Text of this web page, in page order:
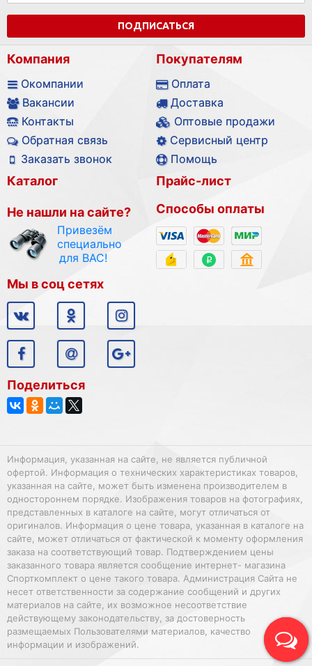
ПОДПИСАТЬСЯ
Компания
Окомпании
Вакансии
Контакты
Обратная связь
Заказать звонок
Покупателям
Оплата
Доставка
Оптовые продажи
Сервисный центр
Помощь
Каталог
Не нашли на сайте?
Привезём
специально
для ВАС!
Прайс-лист
Способы оплаты
Мы в соц сетях
Поделиться
Информация, указанная на сайте, не является публичной
офертой. Информация о технических характеристиках товаров,
указанная на сайте, может быть изменена производителем в
одностороннем порядке. Изображения товаров на фотографиях,
представленных в каталоге на сайте, могут отличаться от
оригиналов. Информация о цене товара, указанная в каталоге на
сайте, может отличаться от фактической к моменту оформления
заказа на соответствующий товар. Подтверждением цены
заказанного товара является сообщение интернет- магазина
Спорткомплект о цене такого товара. Администрация Сайта не
несет ответственности за содержание сообщений и других
материалов на сайте, их возможное несоответствие
действующему законодательству, за достоверность
размещаемых Пользователями материалов, качество
информации и изображений.